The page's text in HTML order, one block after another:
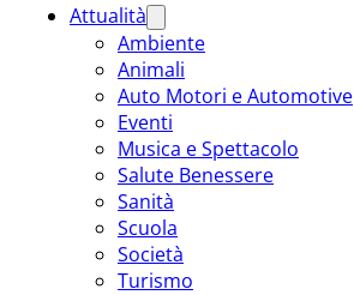
Attualità
Ambiente
Animali
Auto Motori e Automotive
Eventi
Musica e Spettacolo
Salute Benessere
Sanità
Scuola
Società
Turismo